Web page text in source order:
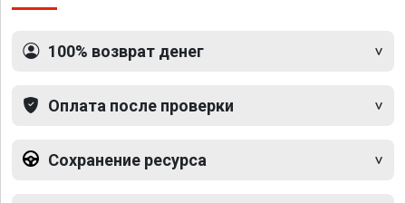
100% возврат денег
Оплата после проверки
Сохранение ресурса